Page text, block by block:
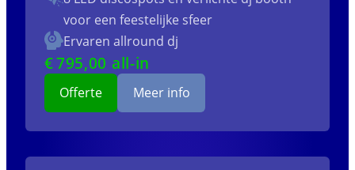
voor een feestelijke sfeer
Ervaren allround dj
€795,00 all-in
Offerte Meer info